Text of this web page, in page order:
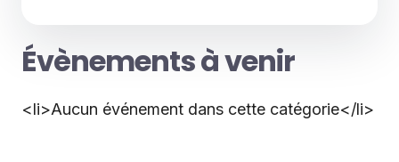
Évènements à venir
<li>Aucun événement dans cette catégorie</li>